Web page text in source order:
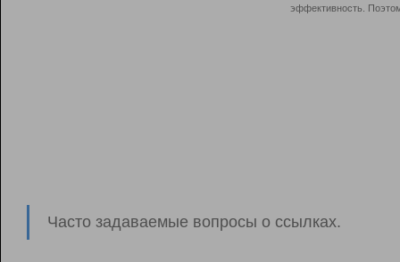
эффективность.
Часто задаваемые вопросы о ссылках.